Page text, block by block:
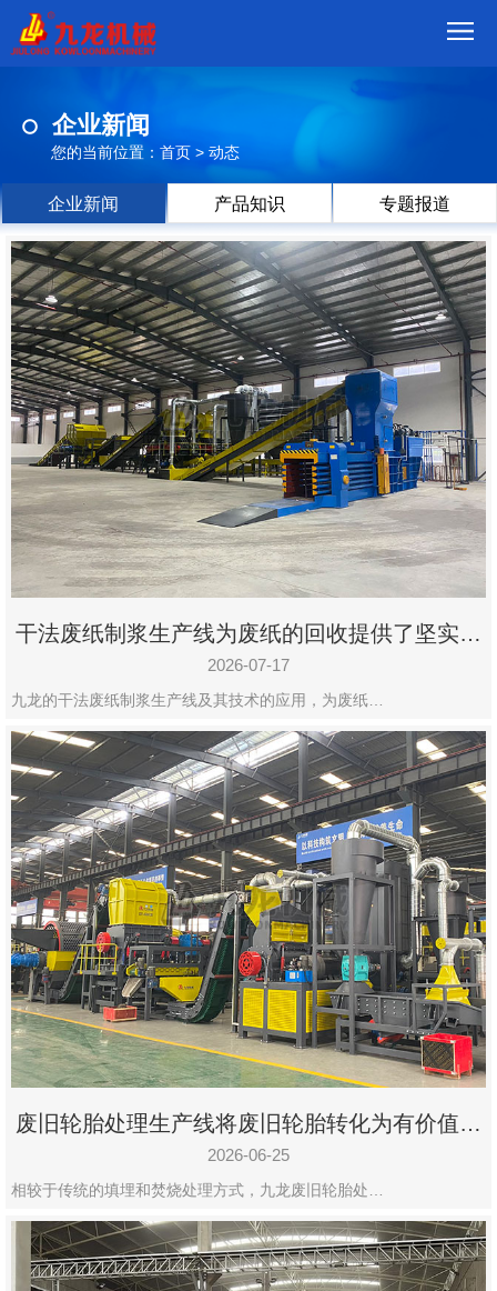
品
视
频
现
场
方
案
动
态联
系
郑
州
市
设
有
限
公
司
豫
ICP
备
19020390
号-1
企业新闻
您的当前位置： 首页 > 动态
企业新闻 产品知识 专题报道
干法废纸制浆生产线为废纸的回收提供了坚实的
保障
2026-07-17
九龙的干法废纸制浆生产线及其技术的应用，为废纸…
废旧轮胎处理生产线将废旧轮胎转化为有价值的
资源
2026-06-25
相较于传统的填埋和焚烧处理方式，九龙废旧轮胎处…